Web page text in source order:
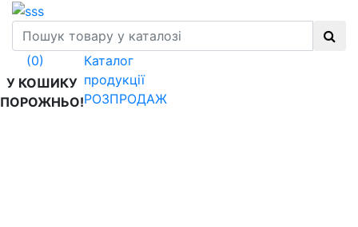
(0)
У КОШИКУ
ПОРОЖНЬО!
Каталог
продукції
РОЗПРОДАЖ